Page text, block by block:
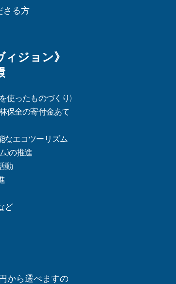
さる方
ィジョン》
使ったものづくり)
保全の寄付金あて
なエコツーリズム
)の推進
動
ど
から選べますの